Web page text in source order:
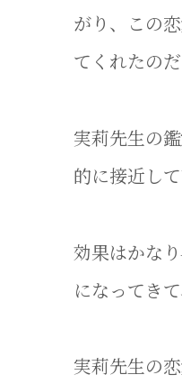
がり、この
てくれたのだ
実莉先生の
的に接近し
効果はかな
になってき
実莉先生の